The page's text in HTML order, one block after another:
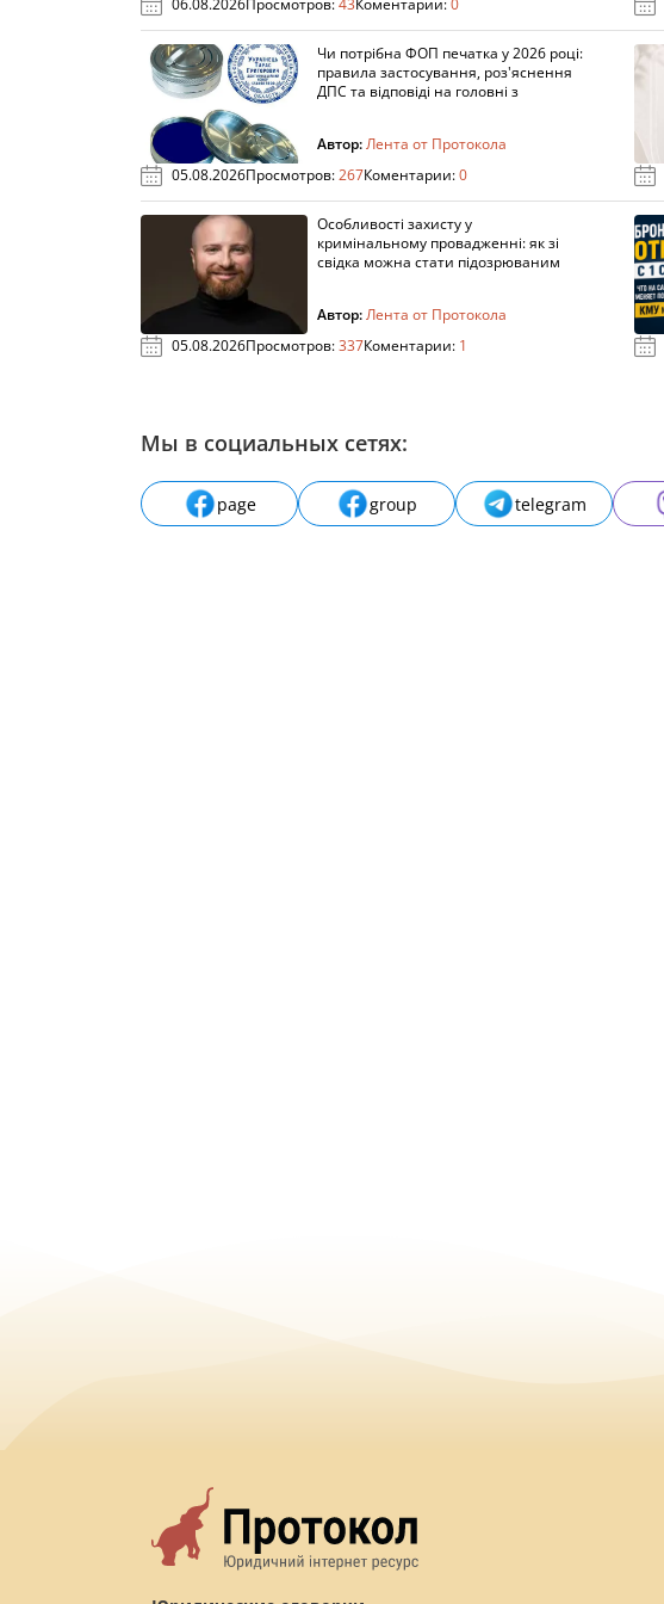
06.08.2026Просмотров:43Коментарии:0
Чи потрібна ФОП печатка у 2026 році:
правила застосування, роз'яснення
ДПС та відповіді на головні з
Автор:Лента от Протокола
05.08.2026Просмотров:267Коментарии:0
Особливості захисту у
кримінальному провадженні: як зі
свідка можна стати підозрюваним
Автор:Лента от Протокола
05.08.2026Просмотров:337Коментарии: 1
Мы в социальных сетях:
page group telegram